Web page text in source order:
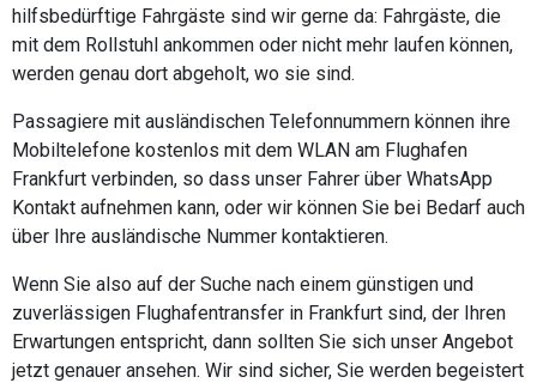
hilfsbedürftige Fahrgäste sind wir gerne da: Fahrgäste, die
mit dem Rollstuhl ankommen oder nicht mehr laufen können,
werden genau dort abgeholt, wo sie sind.
Passagiere mit ausländischen Telefonnummern können ihre
Mobiltelefone kostenlos mit dem WLAN am Flughafen
Frankfurt verbinden, so dass unser Fahrer über WhatsApp
Kontakt aufnehmen kann, oder wir können Sie bei Bedarf auch
über Ihre ausländische Nummer kontaktieren.
Wenn Sie also auf der Suche nach einem günstigen und
zuverlässigen Flughafentransfer in Frankfurt sind, der Ihren
Erwartungen entspricht, dann sollten Sie sich unser Angebot
jetzt genauer ansehen. Wir sind sicher, Sie werden begeistert